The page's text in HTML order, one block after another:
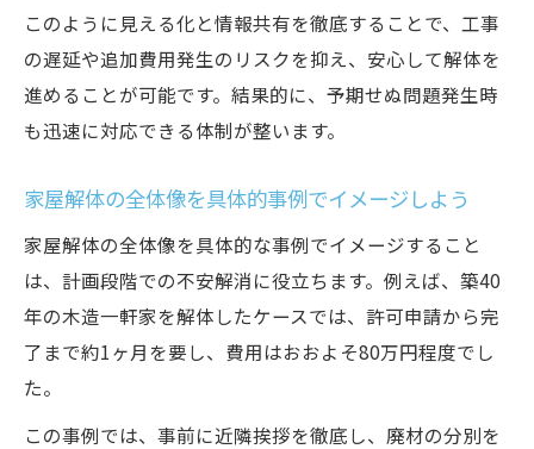
このように見える化と情報共有を徹底することで、工事
の遅延や追加費用発生のリスクを抑え、安心して解体を
進めることが可能です。結果的に、予期せぬ問題発生時
も迅速に対応できる体制が整います。
家屋解体の全体像を具体的事例でイメージしよう
家屋解体の全体像を具体的な事例でイメージすること
は、計画段階での不安解消に役立ちます。例えば、築40
年の木造一軒家を解体したケースでは、許可申請から完
了まで約1ヶ月を要し、費用はおおよそ80万円程度でし
た。
この事例では、事前に近隣挨拶を徹底し、廃材の分別を